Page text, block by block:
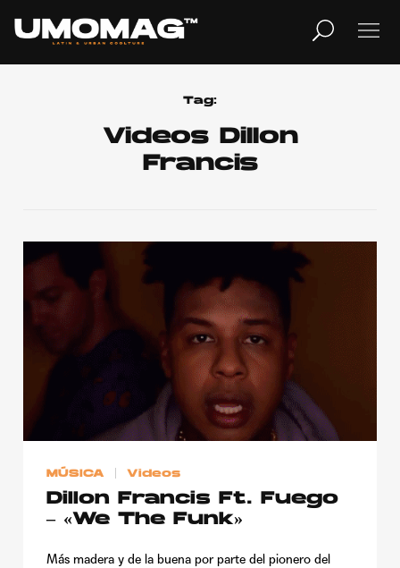
TV
Home
Cover Story
Publicidad
DERECHOS RESERVADOS.
Tag:
Videos Dillon
Francis
MÚSICA Videos
Dillon Francis Ft. Fuego
– «We The Funk»
Más madera y de la buena por parte del pionero del